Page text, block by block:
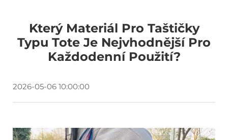
Který Materiál Pro Taštičky
Typu Tote Je Nejvhodnější Pro
Každodenní Použití?
2026-05-06 10:00:00